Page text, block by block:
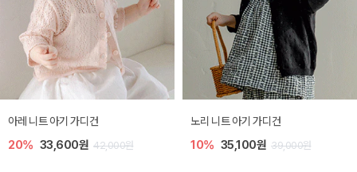
[SIZE ~6Y] 로메이 라운지 셋업
30% 18,200원 26,000원
밀라 아기 원피스
30% 23,800원 34,000원